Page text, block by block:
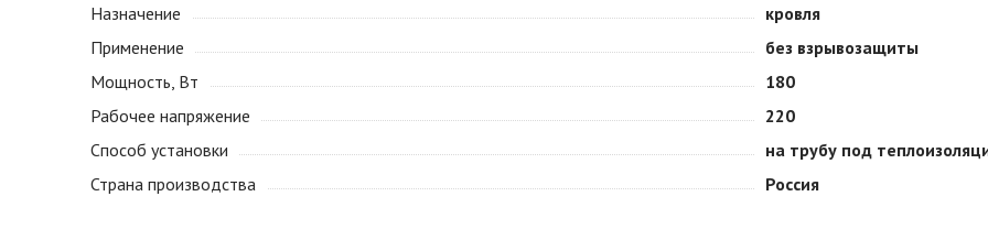
Назначение
кровля
Применение
без взрывозащиты
Мощность, Вт
180
Рабочее напряжение
220
Способ установки
на трубу под
Страна производства
Россия